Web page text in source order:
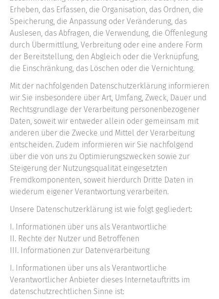
Erheben, das Erfassen, die Organisation, das Ordnen, die
Speicherung, die Anpassung oder Veränderung, das
Auslesen, das Abfragen, die Verwendung, die Offenlegung
durch Übermittlung, Verbreitung oder eine andere Form
der Bereitstellung, den Abgleich oder die Verknüpfung,
die Einschränkung, das Löschen oder die Vernichtung.
Mit der nachfolgenden Datenschutzerklärung informieren
wir Sie insbesondere über Art, Umfang, Zweck, Dauer und
Rechtsgrundlage der Verarbeitung personenbezogener
Daten, soweit wir entweder allein oder gemeinsam mit
anderen über die Zwecke und Mittel der Verarbeitung
entscheiden. Zudem informieren wir Sie nachfolgend
über die von uns zu Optimierungszwecken sowie zur
Steigerung der Nutzungsqualität eingesetzten
Fremdkomponenten, soweit hierdurch Dritte Daten in
wiederum eigener Verantwortung verarbeiten.
Unsere Datenschutzerklärung ist wie folgt gegliedert:
I. Informationen über uns als Verantwortliche
II. Rechte der Nutzer und Betroffenen
III. Informationen zur Datenverarbeitung
I. Informationen über uns als Verantwortliche
Verantwortlicher Anbieter dieses Internetauftritts im
datenschutzrechtlichen Sinne ist: